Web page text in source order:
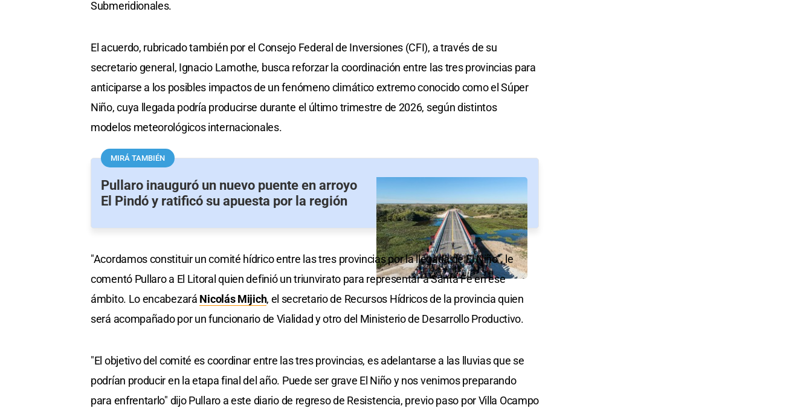
Submeridionales.
El acuerdo, rubricado también por el Consejo Federal de Inversiones (CFI), a través de su
secretario general, Ignacio Lamothe, busca reforzar la coordinación entre las tres provincias para
anticiparse a los posibles impactos de un fenómeno climático extremo conocido como el Súper
Niño, cuya llegada podría producirse durante el último trimestre de 2026, según distintos
modelos meteorológicos internacionales.
MIRÁ TAMBIÉN
Pullaro inauguró un nuevo puente en arroyo
El Pindó y ratificó su apuesta por la región
"Acordamos constituir un comité hídrico entre las tres provincias por la llegada de El Niño", le
comentó Pullaro a El Litoral quien definió un triunvirato para representar a Santa Fe en ese
ámbito. Lo encabezará Nicolás Mijich, el secretario de Recursos Hídricos de la provincia quien
será acompañado por un funcionario de Vialidad y otro del Ministerio de Desarrollo Productivo.
"El objetivo del comité es coordinar entre las tres provincias, es adelantarse a las lluvias que se
podrían producir en la etapa final del año. Puede ser grave El Niño y nos venimos preparando
para enfrentarlo" dijo Pullaro a este diario de regreso de Resistencia, previo paso por Villa Ocampo